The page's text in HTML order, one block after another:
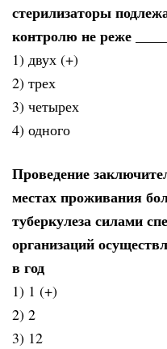
стерилизаторы
контролю не реже
1) двух (+)
2) трех
3) четырех
4) одного
Проведение
местах проживания
туберкулеза силами
организаций
в год
1) 1 (+)
2) 2
3) 12